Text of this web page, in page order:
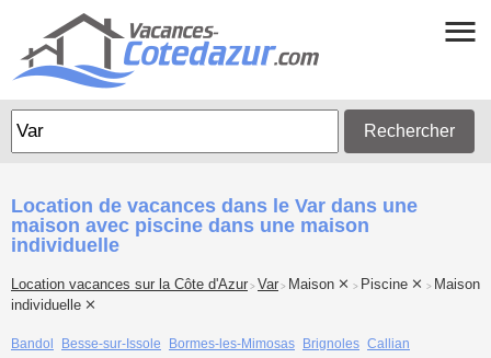
Rechercher
Location de vacances dans le Var dans une
maison avec piscine dans une maison
individuelle
Location vacances sur la Côte d'Azur > Var > Maison > Piscine > Maison
individuelle
Bandol Besse-sur-Issole Bormes-les-Mimosas Brignoles Callian